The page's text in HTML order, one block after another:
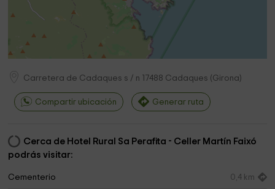
Carretera de Cadaques s / n 17488 Cadaques (Girona)
Compartir ubicación Generar ruta
Cerca de Hotel Rural Sa Perafita - Celler Martín Faixó
podrás visitar:
Cementerio 0,4 km